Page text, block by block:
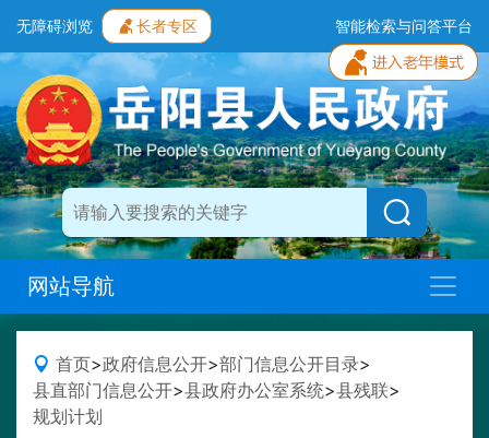
无障碍浏览 长者专区 智能检索与问答平台
网站导航
首页>政府信息公开>部门信息公开目录>
县直部门信息公开>县政府办公室系统>县残联>
规划计划